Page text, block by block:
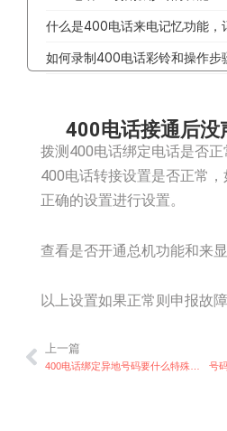
什么是400电话来电记忆功能，
如何录制400电话彩铃和操作步
400电话接通后没
拨测400电话绑定电话是否
400电话转接设置是否正常
正确的设置进行设置。
查看是否开通总机功能和来
以上设置如果正常则申报故
上一篇
上一篇
号